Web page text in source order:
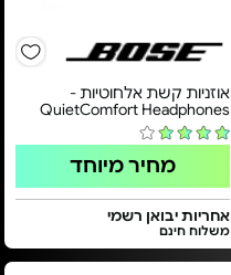
אוזניות קשת אלחוטיות -
QuietComfort Headphones
מחיר מיוחד
אחריות יבואן רשמי
משלוח חינם